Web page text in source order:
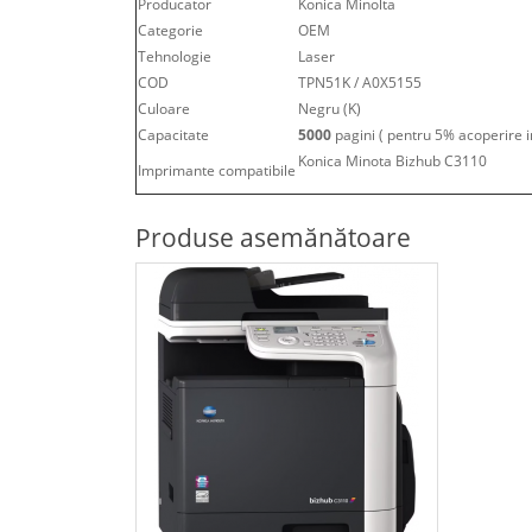
Categorie
OEM
Tehnologie
Laser
COD
TPN51K / A0X5155
Culoare
Negru (K)
Capacitate
5000 pagini ( pentru 5% acoperire
Imprimante compatibile Konica Minota Bizhub C3110
Produse asemănătoare